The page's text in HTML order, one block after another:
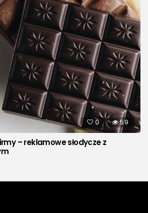
0 59
– reklamowe słodycze z